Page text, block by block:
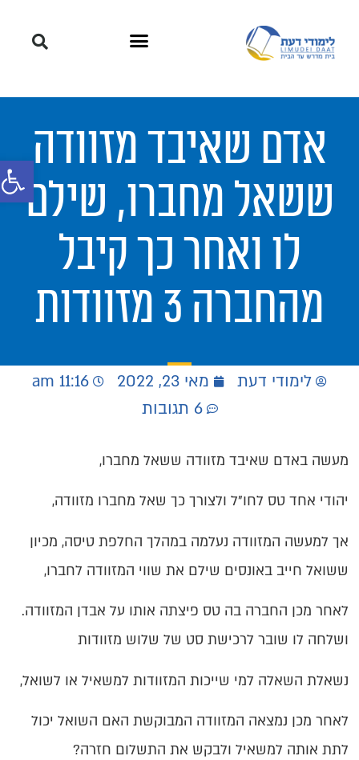
פתחאדם שאיבד מזוודה
ששאל מחברו, שילם
לו ואחר כך קיבל
מהחברה 3 מזוודות
לימודי דעת מאי 23, 2022
11:16 am
6 תגובות
מעשה באדם שאיבד מזוודה ששאל מחברו,
יהודי אחד טס לחו"ל ולצורך כך שאל מחברו מזוודה,
אך למעשה המזוודה נעלמה במהלך החלפת טיסה, מכיון
ששואל חייב באונסים שילם את שווי המזוודה לחברו,
לאחר מכן החברה בה טס פיצתה אותו על אבדן המזוודה.
ושלחה לו שובר לרכישת סט של שלוש מזוודות
נשאלת השאלה למי שייכות המזוודות למשאיל או לשואל,
לאחר מכן נמצאה המזוודה המבוקשת האם השואל יכול
לתת אותה למשאיל ולבקש את התשלום חזרה?